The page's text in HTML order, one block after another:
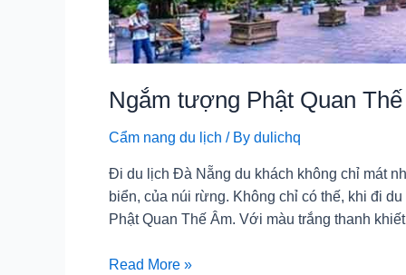
Ngắm tượng Phật Quan
Cẩm nang du lịch / By dulichq
Đi du lịch Đà Nẵng du khách không chỉ mát
biển, của núi rừng. Không chỉ có thế, khi đi
Phật Quan Thế Âm. Với màu trắng thanh
Ngắm
Read More »